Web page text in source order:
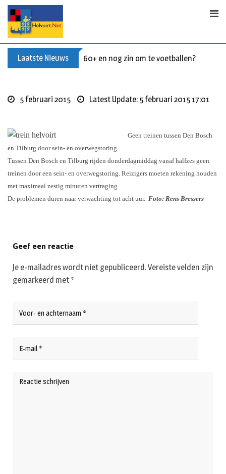
p
Laatste Nieuws 60+ en nog zin om te voetballen? Kom
5 februari 2015 Latest Update: 5 februari 2015 17:01
Geen treinen tussen Den Bosch
en Tilburg door sein- en overwegstoring
Tussen Den Bosch en Tilburg rijden donderdagmiddag vanaf halfzes geen
treinen door een sein- en overwegstoring. Reizigers moeten rekening houden
met maximaal zestig minuten vertraging.
De problemen duren naar verwachting tot acht uur. Foto: Rens Bressers
Geef een reactie
Je e-mailadres wordt niet gepubliceerd.Vereiste velden zijn
gemarkeerd met *